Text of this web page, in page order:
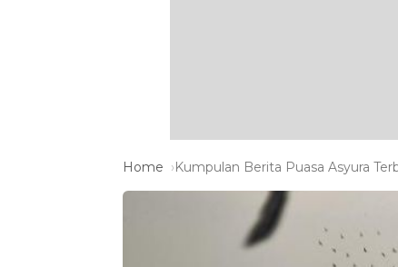
Home Kumpulan Berita Puasa Asyura